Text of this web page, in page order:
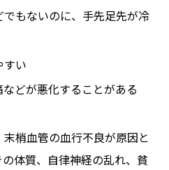
でもないのに、手先足先が冷
すい
どが悪化することがある
末梢血管の血行不良が原因と
体質、自律神経の乱れ、貧